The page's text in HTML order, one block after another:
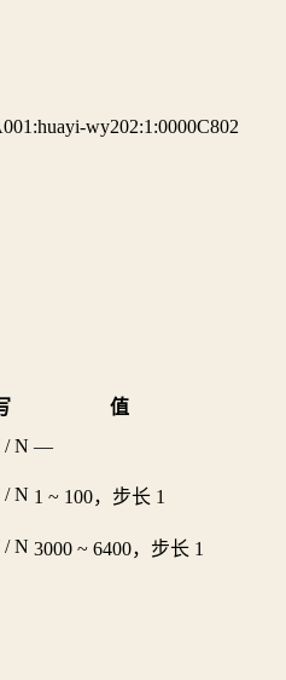
wy202:1:0000C802
值
/ N —
/ N 1 ~ 100，步长 1
/ N 3000 ~ 6400，步长 1